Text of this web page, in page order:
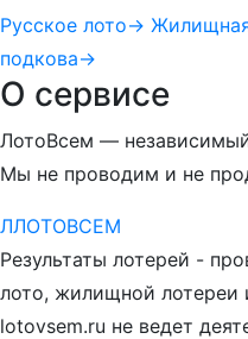
Русское лото→
подкова→
О сервисе
ЛотоВсем —
Мы не проводим и не
ЛЛОТОВСЕМ
Результаты лотерей -
лото, жилищной лотереи
lotovsem.ru не ведет